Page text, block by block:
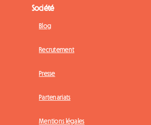
Société
Blog
Recrutement
Presse
Partenariats
Mentions légales